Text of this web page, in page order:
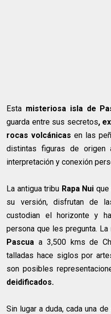
Esta misteriosa isla de
guarda entre sus secretos,
rocas volcánicas en las
distintas figuras de origen
interpretación y conexión
La antigua tribu Rapa Nui que
su versión, disfrutan de
custodian el horizonte y
persona que les pregunta. La
Pascua a 3,500 kms de
talladas hace siglos por
son posibles
deidificados.
Sin lugar a duda, cada una